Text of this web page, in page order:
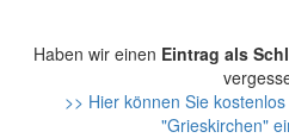
Haben wir einen Eintrag als
>> Hier können Sie
"Grieskirchen"